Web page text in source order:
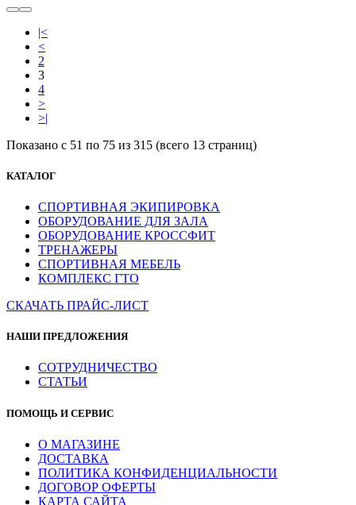
|<
<
2
3
4
>
>|
Показано с 51 по 75 из 315 (всего 13 страниц)
КАТАЛОГ
СПОРТИВНАЯ ЭКИПИРОВКА
ОБОРУДОВАНИЕ ДЛЯ ЗАЛА
ОБОРУДОВАНИЕ КРОССФИТ
ТРЕНАЖЕРЫ
СПОРТИВНАЯ МЕБЕЛЬ
КОМПЛЕКС ГТО
СКАЧАТЬ ПРАЙС-ЛИСТ
НАШИ ПРЕДЛОЖЕНИЯ
СОТРУДНИЧЕСТВО
СТАТЬИ
ПОМОЩЬ И СЕРВИС
О МАГАЗИНЕ
ДОСТАВКА
ПОЛИТИКА КОНФИДЕНЦИАЛЬНОСТИ
ДОГОВОР ОФЕРТЫ
КАРТА САЙТА